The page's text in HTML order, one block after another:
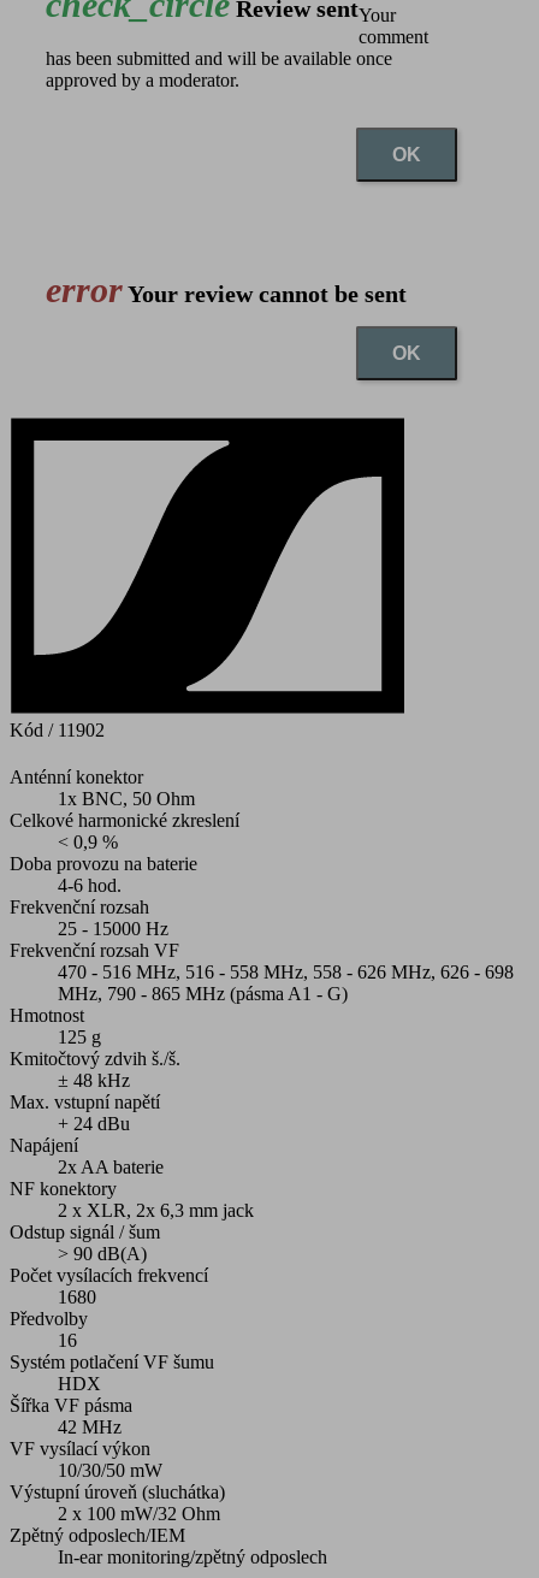
Review sentYour
comment
has been submitted and will be available once
approved by a moderator.
OK
errorYour review cannot be sent
OK
Kód / 11902
Anténní konektor
1x BNC, 50 Ohm
Celkové harmonické zkreslení
< 0,9 %
Doba provozu na baterie
4-6 hod.
Frekvenční rozsah
25 - 15000 Hz
Frekvenční rozsah VF
470 - 516 MHz, 516 - 558 MHz, 558 - 626 MHz, 626 - 698
MHz, 790 - 865 MHz (pásma A1 - G)
Hmotnost
125 g
Kmitočtový zdvih š./š.
± 48 kHz
Max. vstupní napětí
+ 24 dBu
Napájení
2x AA baterie
NF konektory
2 x XLR, 2x 6,3 mm jack
Odstup signál / šum
> 90 dB(A)
Počet vysílacích frekvencí
1680
Předvolby
16
Systém potlačení VF šumu
HDX
Šířka VF pásma
42 MHz
VF vysílací výkon
10/30/50 mW
Výstupní úroveň (sluchátka)
2 x 100 mW/32 Ohm
Zpětný odposlech/IEM
In-ear monitoring/zpětný odposlech